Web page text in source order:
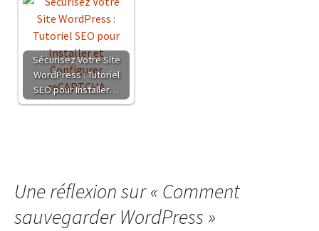
Sécurisez Votre Site
WordPress : Tutoriel
SEO pour Installer…
Une réflexion sur « Comment
sauvegarder WordPress»